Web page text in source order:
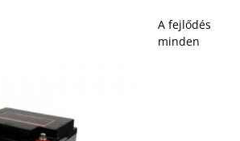
A fejlődés
minden